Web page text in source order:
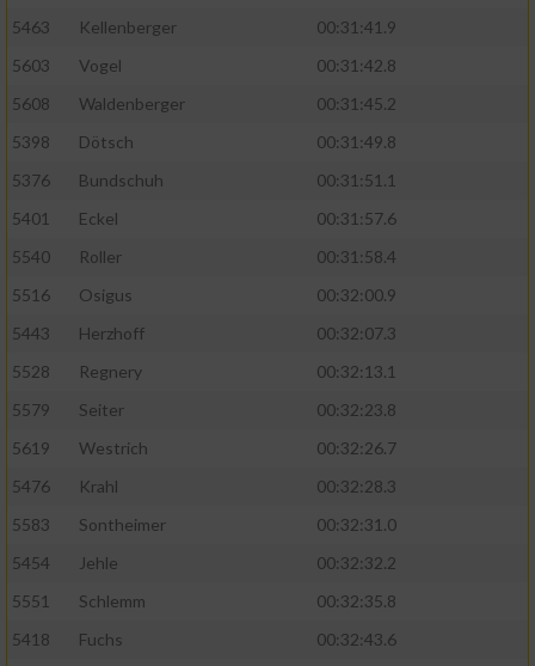
5463
Kellenberger
00:31:41.9
5603
Vogel
00:31:42.8
5608
Waldenberger
00:31:45.2
5398
Dötsch
00:31:49.8
5376
Bundschuh
00:31:51.1
5401
Eckel
00:31:57.6
5540
Roller
00:31:58.4
5516
Osigus
00:32:00.9
5443
Herzhoff
00:32:07.3
5528
Regnery
00:32:13.1
5579
Seiter
00:32:23.8
5619
Westrich
00:32:26.7
5476
Krahl
00:32:28.3
5583
Sontheimer
00:32:31.0
5454
Jehle
00:32:32.2
5551
Schlemm
00:32:35.8
5418
Fuchs
00:32:43.6